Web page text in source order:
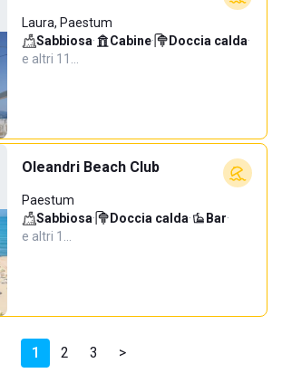
Laura, Paestum
Sabbiosa· Cabine· Doccia calda·
e altri 11…
Oleandri Beach Club
Paestum
Sabbiosa· Doccia calda· Bar·
e altri 1…
1 2 3 >